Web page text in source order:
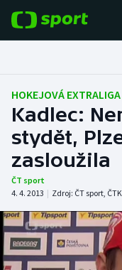
Fotbal
Hokej
Tenis
Atletika
Cyklistika
DALŠÍ SPORTY
HOKEJOVÁ EXTRALIGA
Kadlec:
stydět,
zasloužila
ČT sport
4. 4. 2013 | Zdroj: ČT sport, ČTK